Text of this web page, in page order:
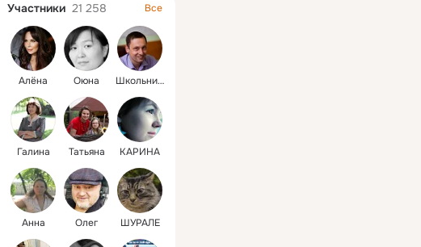
Участники 21 258 Все
Алёна Оюна Школьников
Галина Татьяна КАРИНА
Анна Олег ШУРАЛЕ